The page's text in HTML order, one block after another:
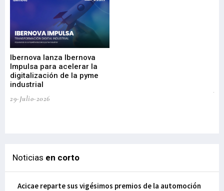
Ibernova lanza Ibernova
Impulsa para acelerar la
digitalización de la pyme
industrial
29-Julio-2026
Noticias en corto
Acicae reparte sus vigésimos premios de la automoción